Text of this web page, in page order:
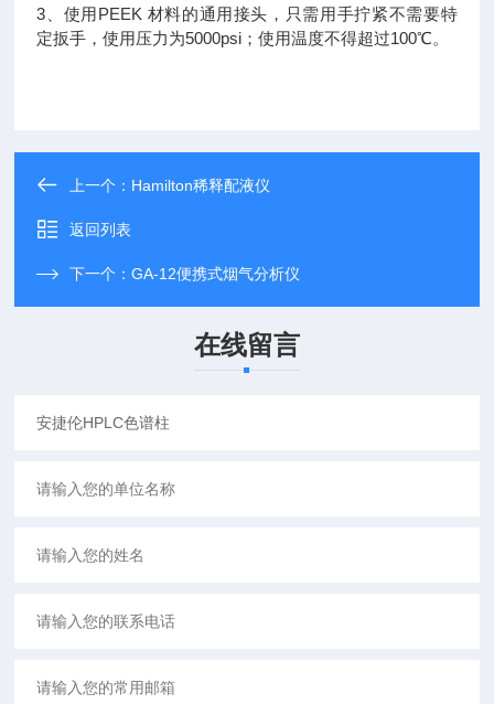
3、使用PEEK 材料的通用接头，只需用手拧紧不需要特
定扳手，使用压力为5000psi；使用温度不得超过100℃。
上一个： Hamilton稀释配液仪
返回列表
下一个：GA-12便携式烟气分析仪
在线留言